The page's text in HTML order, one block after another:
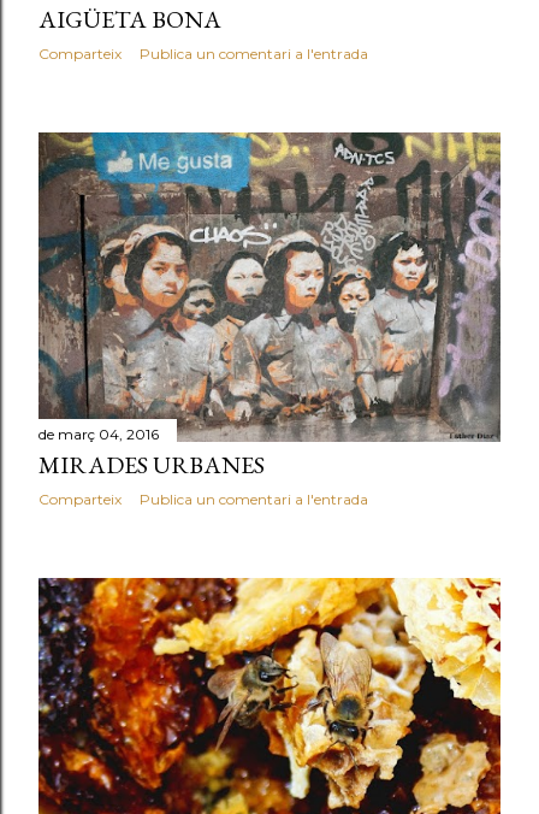
AIGÜETA BONA
Comparteix Publica un comentari a l'entrada
de març 04, 2016
MIRADES URBANES
Comparteix Publica un comentari a l'entrada